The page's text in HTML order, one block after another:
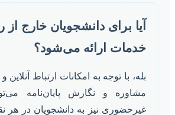
آیا برای دانشجویان خارج
خدمات ارائه می‌شود؟
بله، با توجه به امکانات ارتباط
مشاوره و نگارش پایان‌نامه
غیرحضوری نیز به دانشجویان در هر